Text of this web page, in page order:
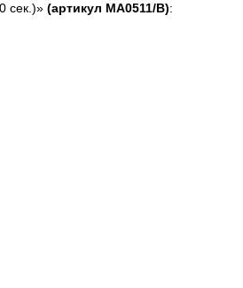
сек.)» (артикул MA0511/B):